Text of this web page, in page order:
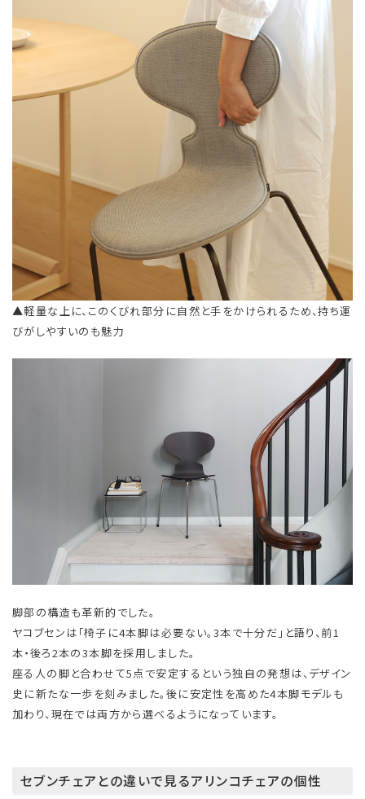
▲軽量な上に、このくびれ部分に自然と手をかけられるため、持ち運
びがしやすいのも魅力
脚部の構造も革新的でした。
ヤコブセンは「椅子に4本脚は必要ない。3本で十分だ」と語り、前1
本・後ろ2本の3本脚を採用しました。
座る人の脚と合わせて5点で安定するという独自の発想は、デザイン
史に新たな一歩を刻みました。後に安定性を高めた4本脚モデルも
加わり、現在では両方から選べるようになっています。
セブンチェアとの違いで見るアリンコチェアの個性